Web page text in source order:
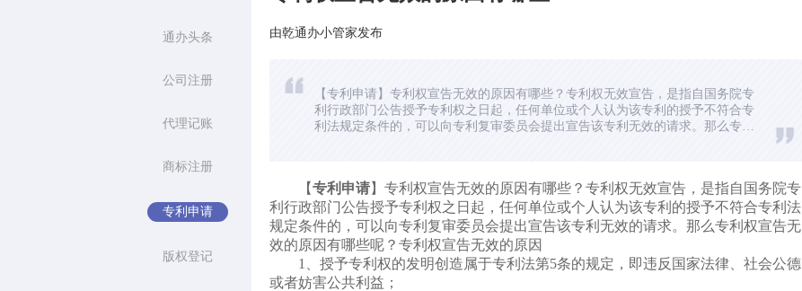
通办头条
公司注册
代理记账
商标注册
专利申请
版权登记
由乾通办小管家发布
【专利申请】专利权宣告无效的原因有哪些？专利权无效宣告，是指自国务院专
利行政部门公告授予专利权之日起，任何单位或个人认为该专利的授予不符合专
利法规定条件的，可以向专利复审委员会提出宣告该专利无效的请求。那么专利
【专利申请】专利权宣告无效的原因有哪些？专利权无效宣告，是指自国务院专
利行政部门公告授予专利权之日起，任何单位或个人认为该专利的授予不符合专利法
规定条件的，可以向专利复审委员会提出宣告该专利无效的请求。那么专利权宣告无
效的原因有哪些呢？专利权宣告无效的原因
1、授予专利权的发明创造属于专利法第5条的规定，即违反国家法律、社会公德
或者妨害公共利益；